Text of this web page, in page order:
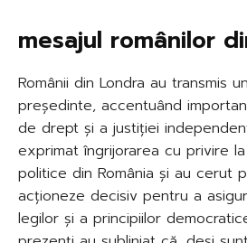
mesajul românilor
Românii din Londra au transmis
președinte, accentuând
de drept și a justiției
exprimat îngrijorarea cu privire
politice din România și au cerut
acționeze decisiv pentru a
legilor și a principiilor